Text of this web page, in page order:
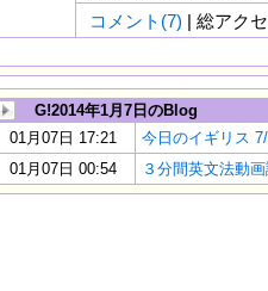
コメント(7) | 総アク
G!2014年1月7日のBlog
01月07日 17:21
今日のイギリス
01月07日 00:54
３分間英文法動